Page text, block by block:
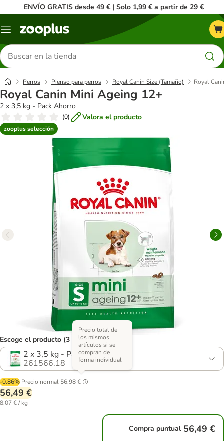
ENVÍO GRATIS desde 49 € | Solo 1,99 € a partir de 29 €
Menú
Buscar
productos
Perros Pienso para perros Royal Canin Size (Tamaño) Royal
Royal Canin Mini Ageing 12+
2 x 3,5 kg - Pack Ahorro
(0) Valora el producto
zooplus selección
Escoge el producto (3 opciones)
2 x 3,5 kg - Pack Ahorro
261566.18
-0.86% Precio normal 56,98 €
Precio total de
los mismos
artículos si se
compran de
forma individual
56,49 €
8,07 € / kg
Compra puntual 56,49 €